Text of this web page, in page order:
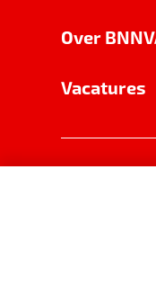
Over
Vacatures